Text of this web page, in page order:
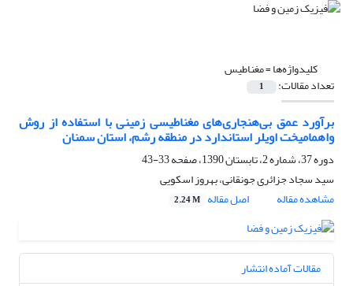
کلیدواژه‌ها =مغناطیس
تعداد مقالات: 1
برآورد عمق بی‌هنجاری‌‌های مغناطیسی زمینی با استفاده از روش
واهمامیخت اویلر استاندارد در منطقه رشم، استان سمنان
دوره 37، شماره 2، تابستان 1390، صفحه
33-43
سید سجاد جزائری جونقانی، بهروز اسکویی
مشاهده مقاله
اصل مقاله 2.24 M
مقالات آماده انتشار